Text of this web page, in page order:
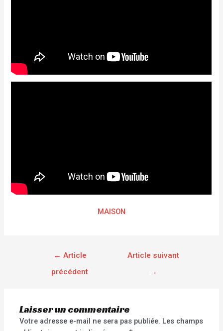
MAISON
← Article
précédent
Article suivant
→
Laisser un commentaire
Votre adresse e-mail ne sera pas publiée. Les champs